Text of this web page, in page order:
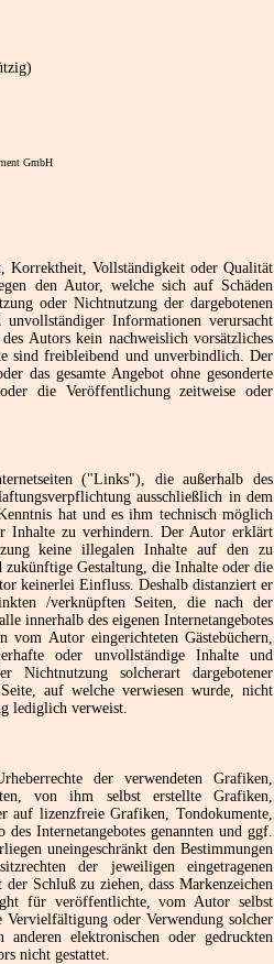
GmbH
Vollständigkeit oder Qualität
den Autor, welche sich auf Schäden
oder Nichtnutzung der dargebotenen
Informationen verursacht
Autors kein nachweislich vorsätzliches
sind freibleibend und unverbindlich. Der
das gesamte Angebot ohne gesonderte
die Veröffentlichung zeitweise oder
("Links"), die außerhalb des
ausschließlich in dem
hat und es ihm technisch möglich
Inhalte zu verhindern. Der Autor erklärt
keine illegalen Inhalte auf den zu
Gestaltung, die Inhalte oder die
keinerlei Einfluss. Deshalb distanziert er
/verknüpften Seiten, die nach der
innerhalb des eigenen Internetangebotes
vom Autor eingerichteten Gästebüchern,
oder unvollständige Inhalte und
Nichtnutzung solcherart dargebotener
auf welche verwiesen wurde, nicht
lediglich verweist.
der verwendeten Grafiken,
von ihm selbst erstellte Grafiken,
auf lizenzfreie Grafiken, Tondokumente,
Internetangebotes genannten und ggf.
uneingeschränkt den Bestimmungen
der jeweiligen eingetragenen
Schluß zu ziehen, dass Markenzeichen
für veröffentlichte, vom Autor selbst
oder Verwendung solcher
elektronischen oder gedruckten
nicht gestattet.